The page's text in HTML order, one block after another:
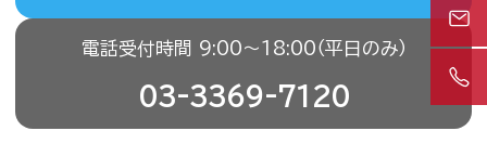
電話受付時間 9:00〜18:00（平日のみ）
03-3369-7120